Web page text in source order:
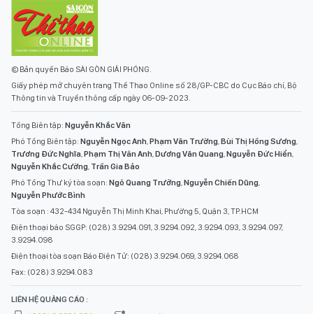
© Bản quyền Báo SÀI GÒN GIẢI PHÓNG.
Giấy phép mở chuyên trang Thể Thao Online số 28/GP-CBC do Cục Báo chí, Bộ
Thông tin và Truyền thông cấp ngày 06-09-2023.
Tổng Biên tập: Nguyễn Khắc Văn
Phó Tổng Biên tập: Nguyễn Ngọc Anh Phạm Văn Trường Bùi Thị Hồng Sương
Trương Đức Nghĩa Phạm Thị Vân Anh Dương Văn Quang Nguyễn Đức Hiển
Nguyễn Khắc Cường Trần Gia Bảo
Phó Tổng Thư ký tòa soạn: Ngô Quang Trưởng Nguyễn Chiến Dũng
Nguyễn Phước Bình
Tòa soạn : 432-434 Nguyễn Thị Minh Khai, Phường 5, Quận 3, TP.HCM
Điện thoại báo SGGP: (028) 3.9294.091, 3.9294.092, 3.9294.093, 3.9294.097,
3.9294.098
Điện thoại tòa soạn Báo Điện Tử: (028) 3.9294.069, 3.9294.068
Fax: (028) 3.9294.083
LIÊN HỆ QUẢNG CÁO :